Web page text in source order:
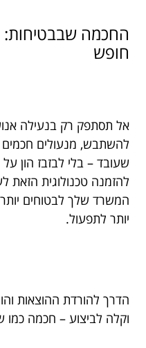
החכמה שבבטיחות:
חופש
אל תסתפק רק בנעילה
להשתבש, מנעולים
שעובד – בלי לבזבז הון
להזמנה טכנולוגית הזאת
המשרד שלך לבטוחים יותר,
יותר לתפעול.
הדרך להורדת ההוצאות
וקלה לביצוע – חכמה כמו